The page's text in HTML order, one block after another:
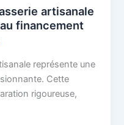
artisanale
financement
représente une
Cette
rigoureuse,